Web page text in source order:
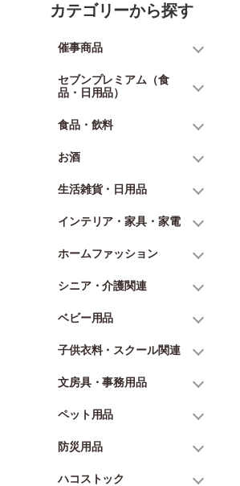
カテゴリーから探す
催事商品
セブンプレミアム（食
品・日用品）
食品・飲料
お酒
生活雑貨・日用品
インテリア・家具・家電
ホームファッション
シニア・介護関連
ベビー用品
子供衣料・スクール関連
文房具・事務用品
ペット用品
防災用品
ハコストック